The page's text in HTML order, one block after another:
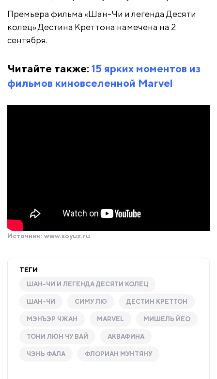
Премьера фильма «Шан-Чи и легенда Десяти
колец» Дестина Креттона намечена на 2
сентября.
Читайте также: 15 ярких моментов из
фильмов киновселенной Marvel
Источник: www.soyuz.ru
ТЕГИ
ШАН-ЧИ И ЛЕГЕНДА ДЕСЯТИ КОЛЕЦ
ШАН-ЧИ СИМУ ЛЮ ДЕСТИН КРЕТТОН
МЭНЪЭР ЧЖАН MARVEL МИШЕЛЬ ЙЕО
ТОНИ ЛЮН ЧУ ВАЙ АКВАФИНА
ЧЭНЬ ФАЛА ФЛОРИАН МУНТЯНУ